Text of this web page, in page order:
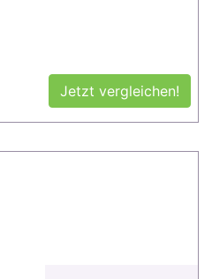
Jetzt vergleichen!